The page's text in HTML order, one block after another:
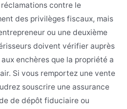
contre le
des privilèges fiscaux, mais
ou une deuxième
doivent vérifier auprès
enchères que la propriété a
Si vous remportez une vente
souscrire une assurance
de dépôt fiduciaire ou